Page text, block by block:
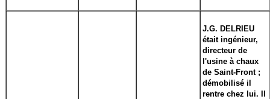
J.G. DELRIEU
était ingénieur,
directeur de
l'usine à chaux
de Saint-Front ;
démobilisé il
rentre chez lui. Il